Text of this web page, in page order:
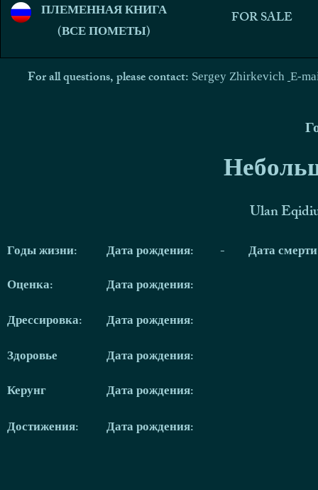
ПЛЕМЕННАЯ КНИГА
(ВСЕ ПОМЕТЫ)
FOR SALE
For all questions, please contact: Sergey Zhirkevich E-
Ulan
Годы жизни:
Оценка:
Дрессировка:
Здоровье
Керунг
Достижения:
Дата рождения: -
Дата
Дата рождения:
Дата рождения:
Дата рождения:
Дата рождения:
Дата рождения: